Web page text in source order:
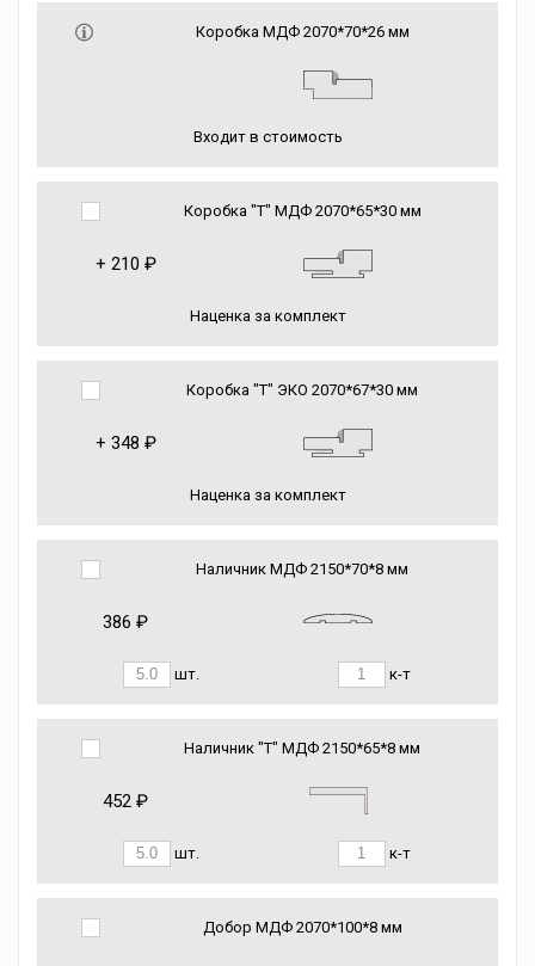
Коробка МДФ 2070*70*26 мм
Входит в стоимость
Коробка "Т" МДФ 2070*65*30 мм
+ 210 ₽
Наценка за комплект
Коробка "Т" ЭКО 2070*67*30 мм
+ 348 ₽
Наценка за комплект
Наличник МДФ 2150*70*8 мм
386 ₽
шт. к-т
Наличник "Т" МДФ 2150*65*8 мм
452 ₽
шт. к-т
Добор МДФ 2070*100*8 мм